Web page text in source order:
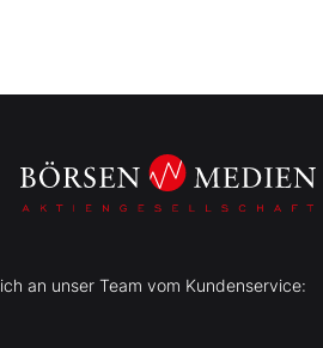
an unser Team vom Kundenservice: